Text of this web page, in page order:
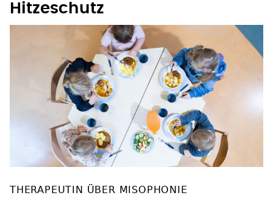
Hitzeschutz
THERAPEUTIN ÜBER MISOPHONIE